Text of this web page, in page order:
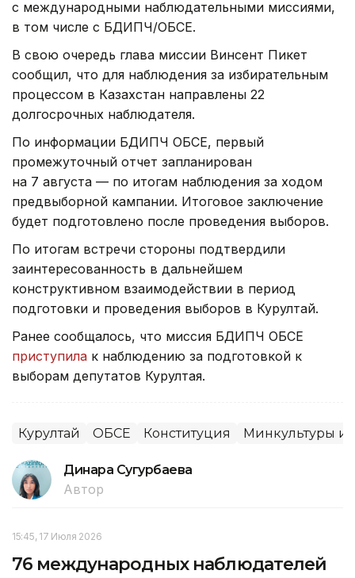
с международными наблюдательными миссиями,
в том числе с БДИПЧ/ОБСЕ.
В свою очередь глава миссии Винсент Пикет
сообщил, что для наблюдения за избирательным
процессом в Казахстан направлены 22
долгосрочных наблюдателя.
По информации БДИПЧ ОБСЕ, первый
промежуточный отчет запланирован
на 7 августа — по итогам наблюдения за ходом
предвыборной кампании. Итоговое заключение
будет подготовлено после проведения выборов.
По итогам встречи стороны подтвердили
заинтересованность в дальнейшем
конструктивном взаимодействии в период
подготовки и проведения выборов в Курултай.
Ранее сообщалось, что миссия БДИПЧ ОБСЕ
приступила к наблюдению за подготовкой к
выборам депутатов Курултая.
Курултай ОБСЕ Конституция Минкультуры
Динара Сугурбаева
Автор
15:45, 17 Июля 2026
76 международных наблюдателей